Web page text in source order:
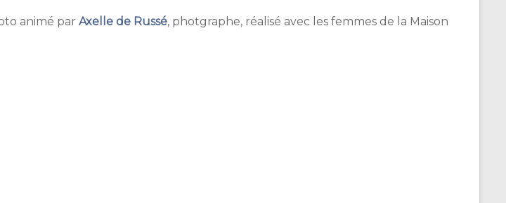
animé par Axelle de Russé, photgraphe, réalisé avec les femmes de la Maison